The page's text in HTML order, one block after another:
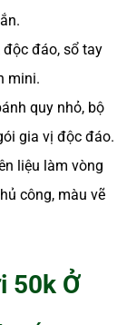
độc đáo, sổ tay
mini.
quy nhỏ, bộ
gia vị độc đáo.
liệu làm vòng
công, màu vẽ
50k Ở